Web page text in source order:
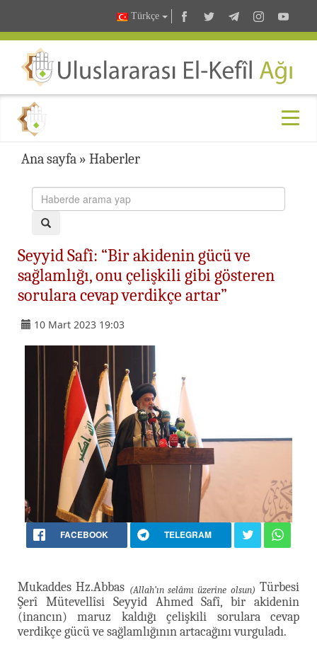
Türkçe
Ana sayfa » Haberler
Seyyid Safî: “Bir akidenin gücü ve
sağlamlığı, onu çelişkili gibi gösteren
sorulara cevap verdikçe artar”
10 Mart 2023 19:03
FACEBOOK TELEGRAM
Mukaddes Hz.Abbas (Allah’ın selâmı üzerine olsun) Türbesi
Şerî Mütevellîsi Seyyid Ahmed Safî, bir akidenin
(inancın) maruz kaldığı çelişkili sorulara cevap
verdikçe gücü ve sağlamlığının artacağını vurguladı.